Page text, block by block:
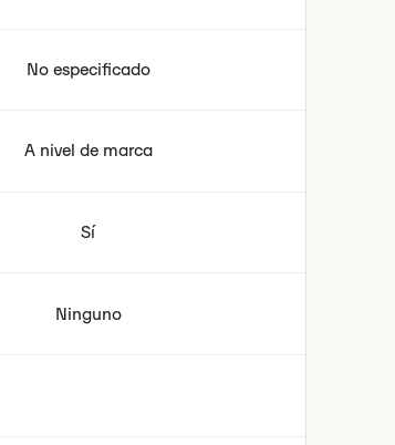
No especificado
A nivel de marca
Sí
Ninguno